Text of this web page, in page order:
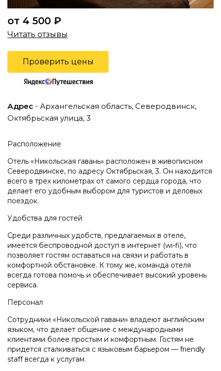
от 4 500 ₽
Читать отзывы
Проверить цены
Адрес - Архангельская область, Северодвинск,
Октябрьская улица, 3
Расположение
Отель «Никольская гавань» расположен в живописном
Северодвинске, по адресу Октябрьская, 3. Он находится
всего в трех километрах от самого сердца города, что
делает его удобным выбором для туристов и деловых
поездок.
Удобства для гостей
Среди различных удобств, предлагаемых в отеле,
имеется беспроводной доступ в интернет (wi-fi), что
позволяет гостям оставаться на связи и работать в
комфортной обстановке. К тому же, команда отеля
всегда готова помочь и обеспечивает высокий уровень
сервиса.
Персонал
Сотрудники «Никольской гавани» владеют английским
языком, что делает общение с международными
клиентами более простым и комфортным. Гостям не
придется сталкиваться с языковым барьером — friendly
staff всегда к услугам.